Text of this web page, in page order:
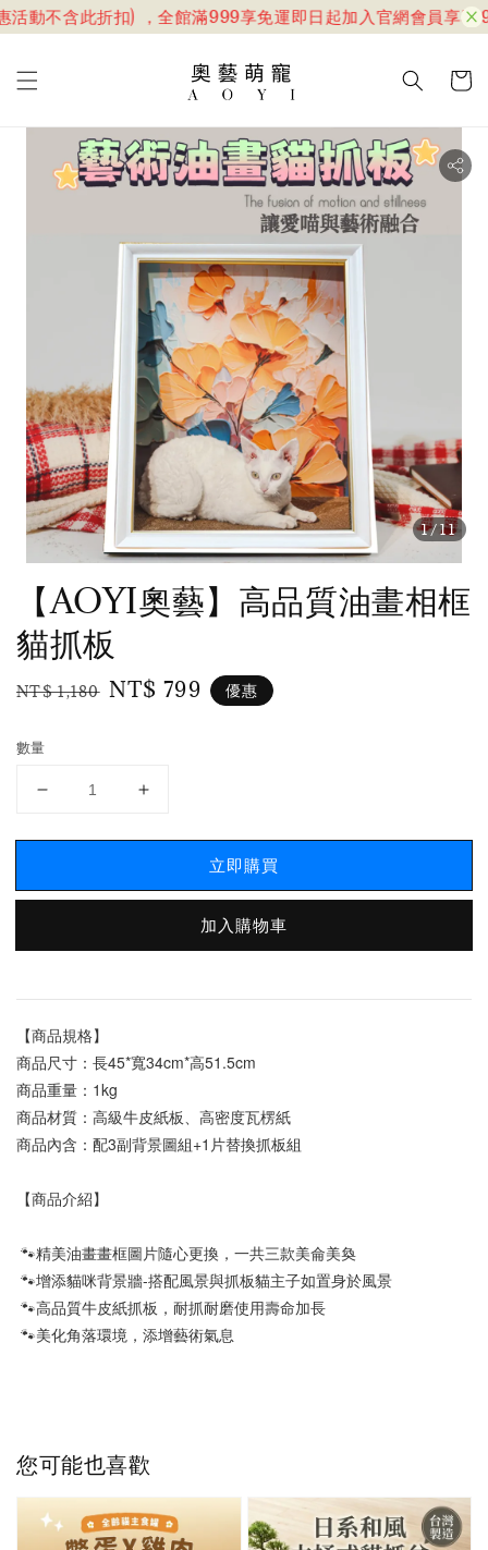
動不含此折扣) ，全館滿999享免運即日起加入官網會員享
1/11
【AOYI奧藝】高品質油畫相框
貓抓板
Regular
NT$ 1,180 Sale
NT$ 799 優惠
數量
立即購買
加入購物車
【商品規格】
商品尺寸：長45*寬34cm*高51.5cm
商品重量：1kg
商品材質：高級牛皮紙板、高密度瓦楞紙
商品內含：配3副背景圖組+1片替換抓板組
【商品介紹】
🐾精美油畫畫框圖片隨心更換，一共三款美侖美奐
🐾增添貓咪背景牆-搭配風景與抓板貓主子如置身於風景
🐾高品質牛皮紙抓板，耐抓耐磨使用壽命加長
🐾美化角落環境，添增藝術氣息
您可能也喜歡